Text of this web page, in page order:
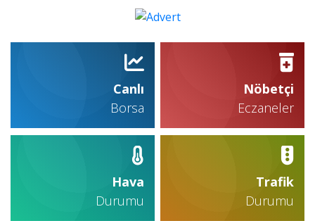
Canlı
Borsa
Nöbetçi
Eczaneler
Hava
Durumu
Trafik
Durumu